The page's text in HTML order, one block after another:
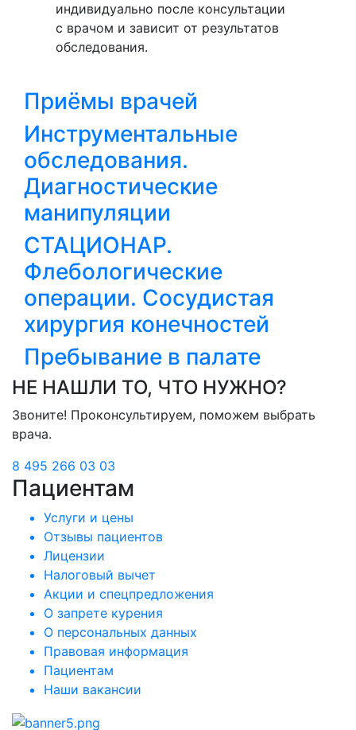
индивидуально после консультации
с врачом и зависит от результатов
обследования.
Приёмы врачей
Инструментальные
обследования.
Диагностические
манипуляции
СТАЦИОНАР.
Флебологические
операции. Сосудистая
хирургия конечностей
Пребывание в палате
НЕ НАШЛИ ТО, ЧТО НУЖНО?
Звоните! Проконсультируем, поможем выбрать
врача.
8 495 266 03 03
Пациентам
Услуги и цены
Отзывы пациентов
Лицензии
Налоговый вычет
Акции и спецпредложения
О запрете курения
О персональных данных
Правовая информация
Пациентам
Наши вакансии